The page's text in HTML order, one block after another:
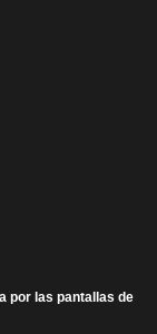
por las pantallas de